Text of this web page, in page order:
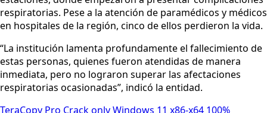
respiratorias. Pese a la atención de paramédicos y médicos
en hospitales de la región, cinco de ellos perdieron la vida.
“La institución lamenta profundamente el fallecimiento de
estas personas, quienes fueron atendidas de manera
inmediata, pero no lograron superar las afectaciones
respiratorias ocasionadas”, indicó la entidad.
TeraCopy Pro Crack only Windows 11 x86-x64 100%